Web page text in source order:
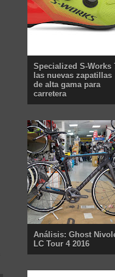
Specialized S-Works
las nuevas zapatillas
de alta gama para
carretera
Análisis: Ghost
LC Tour 4 2016